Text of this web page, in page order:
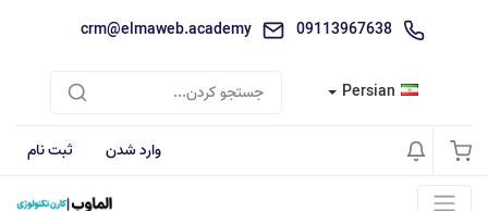
09113967638
crm@elmaweb.academy
Persian
وارد شدن ثبت نام